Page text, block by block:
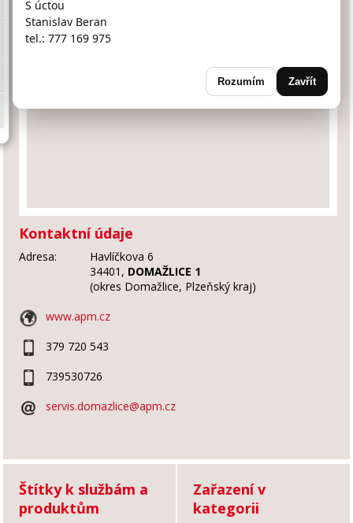
Kontaktní údaje
Adresa:
Havlíčkova 6
34401, DOMAŽLICE 1
(okres Domažlice, Plzeňský kraj)
www.apm.cz
379 720 543
739530726
servis.domazlice@apm.cz
Štítky k službám a
produktům
Zařazení v
kategorii
S úctou
Stanislav Beran
tel.: 777 169 975
Rozumím Zavřít